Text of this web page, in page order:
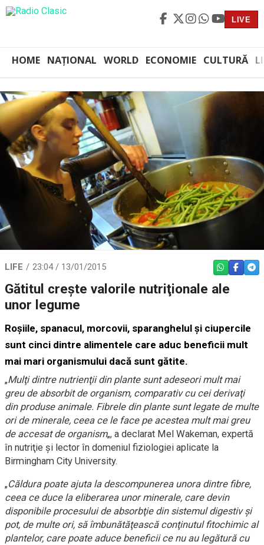
LIVE
HOME NAȚIONAL WORLD ECONOMIE CULTURĂ
LIFE 23:04 / 13/01/2015 WHATSAPP
Gătitul crește valorile nutriţionale ale
unor legume
Roşiile, spanacul, morcovii, sparanghelul şi ciupercile
sunt cinci dintre alimentele care aduc beneficii mult
mai mari organismului dacă sunt gătite.
„Mulţi dintre nutrienţii din plante sunt adeseori mult mai
greu de absorbit de organism, comparativ cu cei derivaţi
din produse animale. Fibrele din plante sunt legate de multe
ori de minerale, ceea ce le face pe acestea mult mai greu
de accesat de organism„, a declarat Mel Wakeman, expertă
în nutriţie şi lector în domeniul fiziologiei aplicate la
Birmingham City University.
„Căldura poate ajuta la descompunerea unora dintre fibre,
ceea ce duce la eliberarea unor minerale, care devin
disponibile procesului de absorbţie din sistemul digestiv şi
pot, de multe ori, să îmbunătăţească conţinutul fitochimic al
plantelor, care poate aduce beneficii ce nu au legătură cu